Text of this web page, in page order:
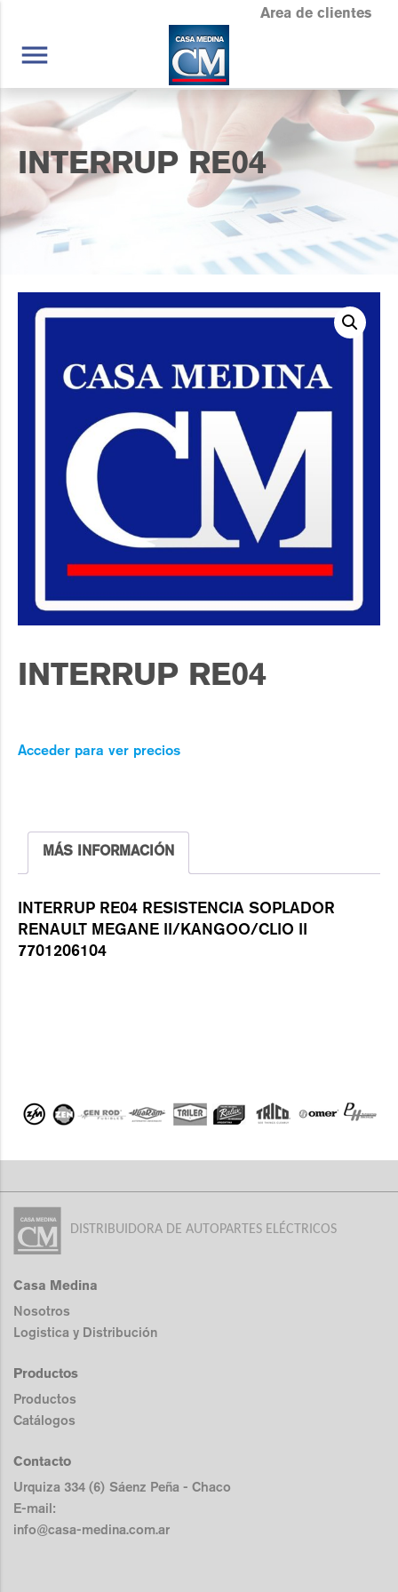
Area de clientes
menu
INTERRUP RE04
INTERRUP RE04
Acceder para ver precios
MÁS INFORMACIÓN
INTERRUP RE04 RESISTENCIA SOPLADOR
RENAULT MEGANE II/KANGOO/CLIO II
7701206104
DISTRIBUIDORA DE AUTOPARTES ELÉCTRICOS
Casa Medina
Nosotros
Logistica y Distribución
Productos
Productos
Catálogos
Contacto
Urquiza 334 (6) Sáenz Peña - Chaco
E-mail:
info@casa-medina.com.ar